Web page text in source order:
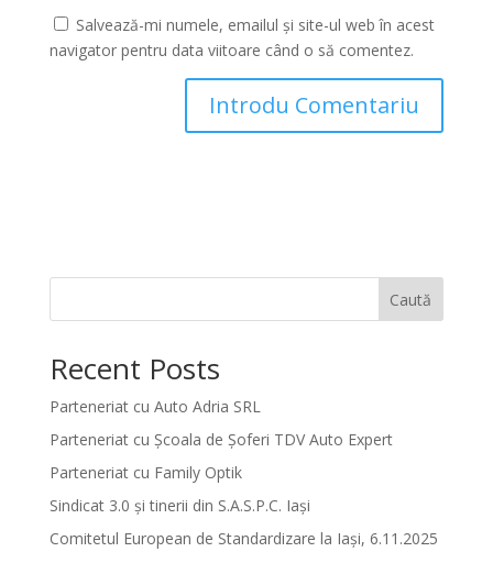
Salvează-mi numele, emailul și site-ul web în acest
navigator pentru data viitoare când o să comentez.
Caută
Recent Posts
Parteneriat cu Auto Adria SRL
Parteneriat cu Școala de Șoferi TDV Auto Expert
Parteneriat cu Family Optik
Sindicat 3.0 și tinerii din S.A.S.P.C. Iași
Comitetul European de Standardizare la Iași, 6.11.2025